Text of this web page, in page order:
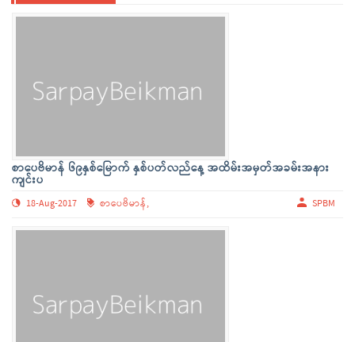
စာပေဗိမာန် ၆၉နှစ်မြောက် နှစ်ပတ်လည်နေ့ အထိမ်းအမှတ်အခမ်းအနား
ကျင်းပ
18-Aug-2017 စာပေဗိမာန်, SPBM